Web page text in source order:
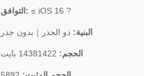
التوافق: ≤ iOS 16 ?
البنية: ذو الجذر｜بدون جذر
الحجم: